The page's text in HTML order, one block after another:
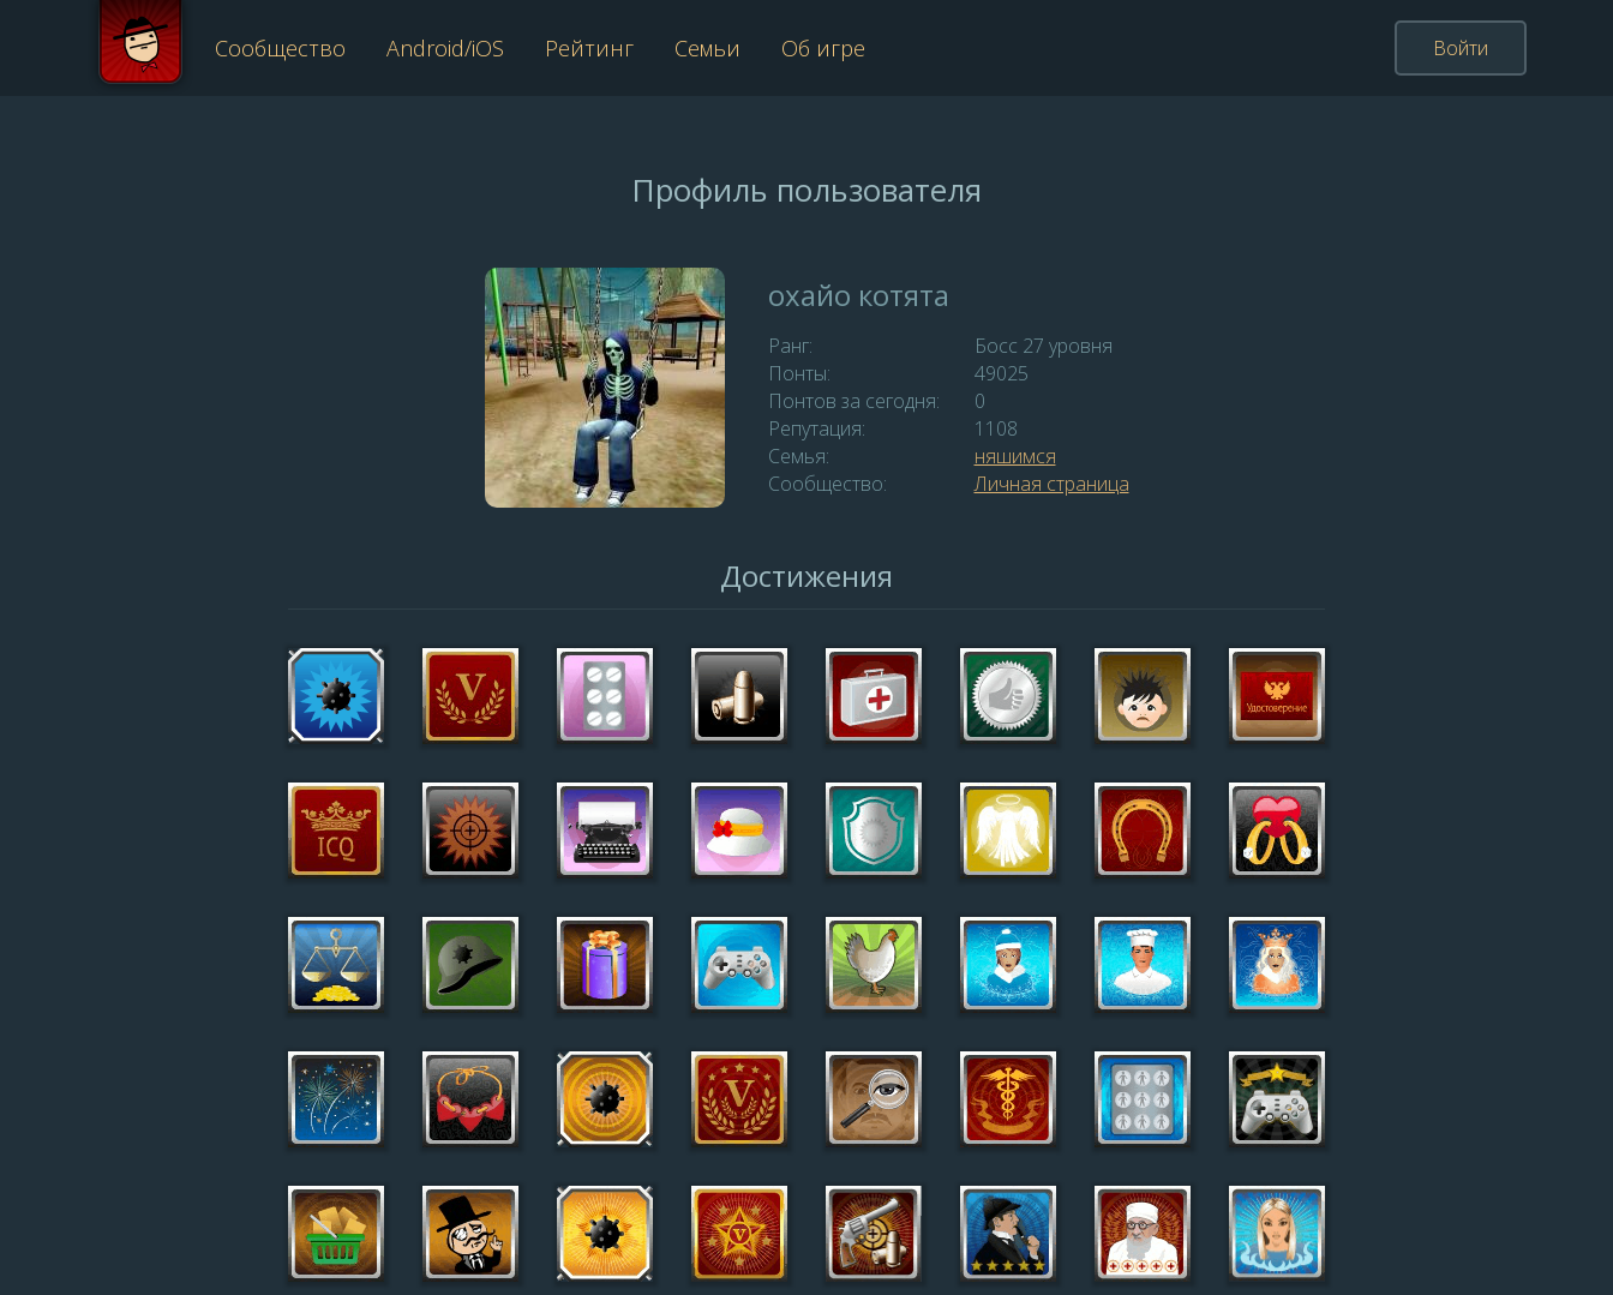
Сообщество Android/iOS Рейтинг Семьи Об игре Войти
Профиль пользователя
охайо котята
Ранг:
Босс 27 уровня
Понты:
49025
Понтов за сегодня:
0
Репутация:
1108
Семья:
няшимся
Сообщество:
Личная страница
Достижения